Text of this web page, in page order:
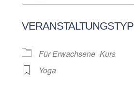
VERANSTALTUNGSTYP
Für Erwachsene Kurs
Yoga